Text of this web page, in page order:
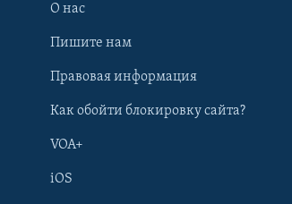
О нас
Пишите нам
Правовая информация
Как обойти блокировку сайта?
VOA+
iOS